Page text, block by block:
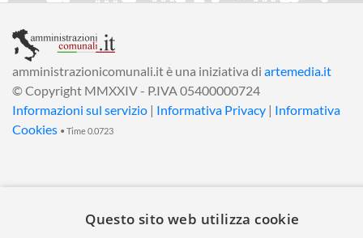
amministrazionicomunali.it è una iniziativa di artemedia.it
© Copyright MMXXIV - P.IVA 05400000724
Informazioni sul servizio | Informativa Privacy | Informativa
Cookies • Time 0.0723
Questo sito web utilizza cookie